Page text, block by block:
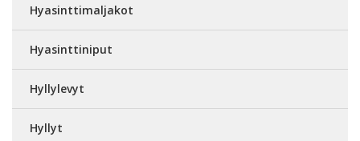
Hyasinttimaljakot
Hyasinttiniput
Hyllylevyt
Hyllyt